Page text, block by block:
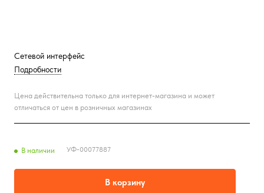
Сетевой интерфейс
Подробности
Цена действительна только для интернет-магазина и может
отличаться от цен в розничных магазинах
В наличии УФ-00077887
В корзину